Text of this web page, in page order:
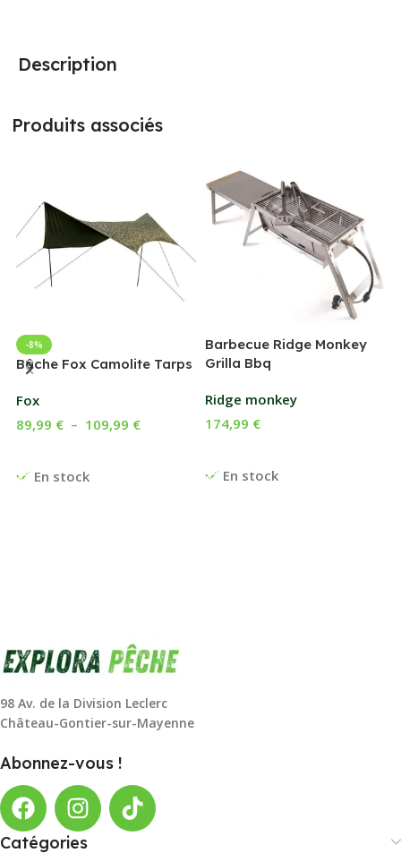
Description
Produits associés
-8%
Bâche Fox Camolite Tarps
Fox
En stock
89,99 € – 109,99 €
Barbecue Ridge Monkey
Grilla Bbq
Ridge monkey
En stock
174,99 €
98 Av. de la Division Leclerc
Château-Gontier-sur-Mayenne
Abonnez-vous !
Catégories